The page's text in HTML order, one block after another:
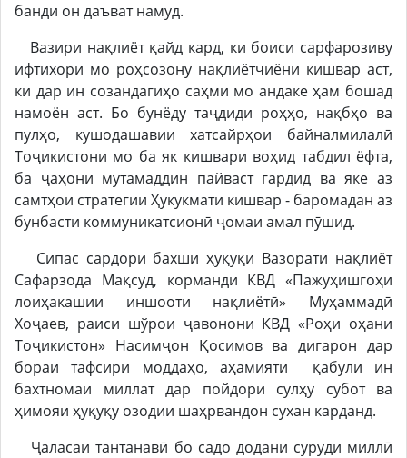
банди он даъват намуд.
Вазири нақлиёт қайд кард, ки боиси сарфарозиву
ифтихори мо роҳсозону нақлиётчиёни кишвар аст,
ки дар ин созандагиҳо саҳми мо андаке ҳам бошад
намоён аст. Бо бунёду таҷдиди роҳҳо, нақбҳо ва
пулҳо, кушодашавии хатсайрҳои байналмилалӣ
Тоҷикистони мо ба як кишвари воҳид табдил ёфта,
ба ҷаҳони мутамаддин пайваст гардид ва яке аз
самтҳои стратегии Ҳукукмати кишвар - баромадан аз
бунбасти коммуникатсионӣ ҷомаи амал пӯшид.
Сипас сардори бахши ҳуқуқи Вазорати нақлиёт
Сафарзода Мақсуд, корманди КВД «Пажуҳишгоҳи
лоиҳакашии иншооти нақлиётӣ» Муҳаммадӣ
Хоҷаев, раиси шўрои ҷавонони КВД «Роҳи оҳани
Тоҷикистон» Насимҷон Қосимов ва дигарон дар
бораи тафсири моддаҳо, аҳамияти қабули ин
бахтномаи миллат дар пойдори сулҳу субот ва
ҳимояи ҳуқуқу озодии шаҳрвандон сухан карданд.
Ҷаласаи тантанавӣ бо садо додани суруди миллӣ